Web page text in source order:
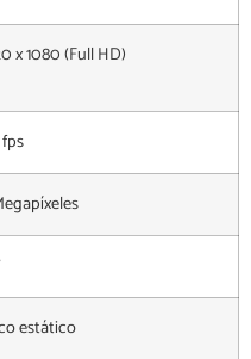
x 1080 (Full HD)
estático